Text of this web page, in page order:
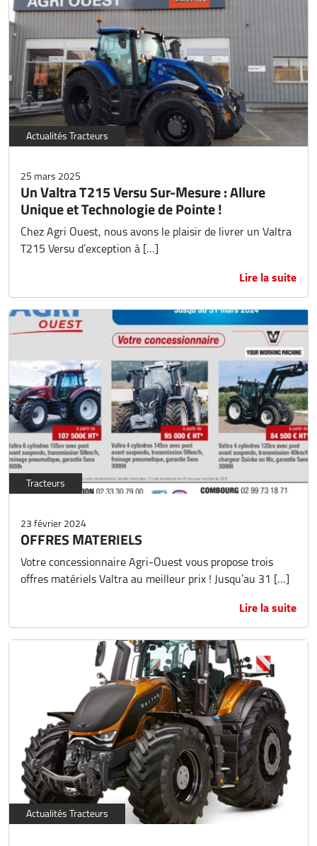
Actualités Tracteurs
25 mars 2025
Un Valtra T215 Versu Sur-Mesure : Allure
Unique et Technologie de Pointe !
Chez Agri Ouest, nous avons le plaisir de livrer un Valtra
T215 Versu d’exception à […]
Lire la suite
Tracteurs
23 février 2024
OFFRES MATERIELS
Votre concessionnaire Agri-Ouest vous propose trois
offres matériels Valtra au meilleur prix ! Jusqu’au 31 […]
Lire la suite
Actualités Tracteurs